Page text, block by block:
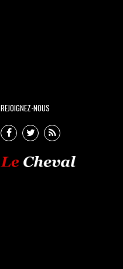
REJOIGNEZ-NOUS